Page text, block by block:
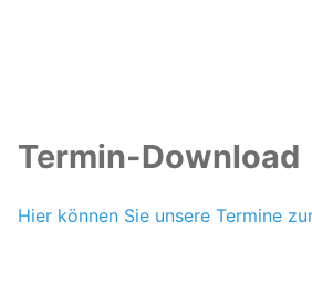
Termin-Download
Hier können Sie unsere Termine